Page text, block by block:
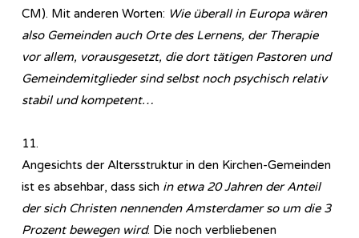
CM). Mit anderen Worten: Wie überall in Europa wären
also Gemeinden auch Orte des Lernens, der Therapie
vor allem, vorausgesetzt, die dort tätigen Pastoren und
Gemeindemitglieder sind selbst noch psychisch relativ
stabil und kompetent…
11.
Angesichts der Altersstruktur in den Kirchen-Gemeinden
ist es absehbar, dass sich in etwa 20 Jahren der Anteil
der sich Christen nennenden Amsterdamer so um die 3
Prozent bewegen wird. Die noch verbliebenen